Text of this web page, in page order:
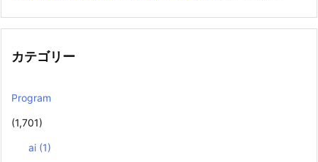
カテゴリー
Program
(1,701)
ai (1)